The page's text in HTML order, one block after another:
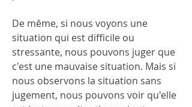
De même, si nous voyons une
situation qui est difficile ou
stressante, nous pouvons juger que
c'est une mauvaise situation. Mais si
nous observons la situation sans
jugement, nous pouvons voir qu'elle